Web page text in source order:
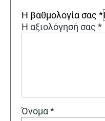
Η βαθμολογία σας *
Η αξιολόγησή σας *
Όνομα*